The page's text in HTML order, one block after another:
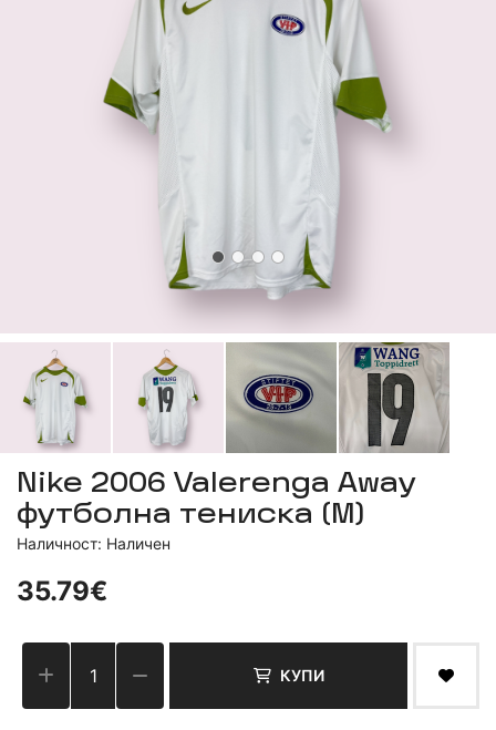
Nike 2006 Valerenga Away
футболна тениска (M)
Наличност: Наличен
35.79€
КУПИ